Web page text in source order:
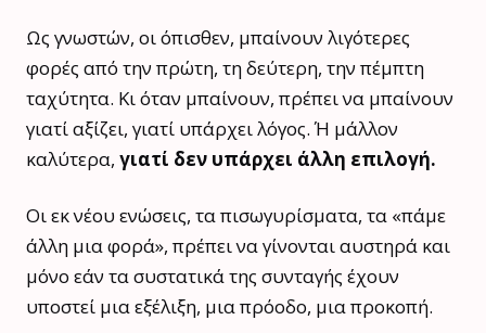
Ως γνωστών, οι όπισθεν, μπαίνουν λιγότερες
φορές από την πρώτη, τη δεύτερη, την πέμπτη
ταχύτητα. Κι όταν μπαίνουν, πρέπει να μπαίνουν
γιατί αξίζει, γιατί υπάρχει λόγος. Ή μάλλον
καλύτερα, γιατί δεν υπάρχει άλλη επιλογή.
Οι εκ νέου ενώσεις, τα πισωγυρίσματα, τα «πάμε
άλλη μια φορά», πρέπει να γίνονται αυστηρά και
μόνο εάν τα συστατικά της συνταγής έχουν
υποστεί μια εξέλιξη, μια πρόοδο, μια προκοπή.